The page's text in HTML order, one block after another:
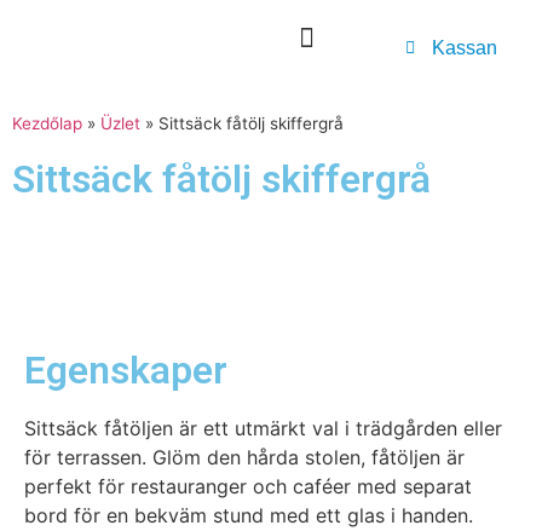
Kassan
Kezdőlap » Üzlet » Sittsäck fåtölj skiffergrå
Sittsäck fåtölj skiffergrå
Egenskaper
Sittsäck fåtöljen är ett utmärkt val i trädgården eller
för terrassen. Glöm den hårda stolen, fåtöljen är
perfekt för restauranger och caféer med separat
bord för en bekväm stund med ett glas i handen.